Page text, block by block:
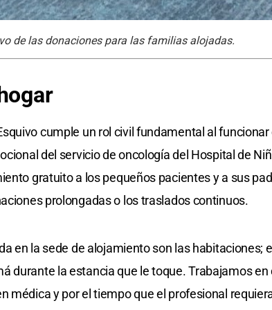
de las donaciones para las familias alojadas.
hogar
cumple un rol civil fundamental al funcionar
del servicio de oncología del Hospital de
gratuito a los pequeños pacientes y a sus
prolongadas o los traslados continuos.
en la sede de alojamiento son las habitaciones;
durante la estancia que le toque. Trabajamos
médica y por el tiempo que el profesional